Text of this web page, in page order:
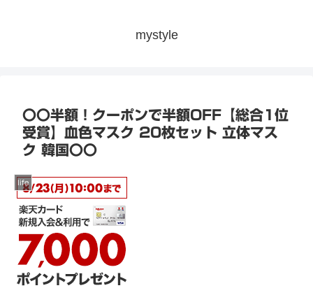
mystyle
〇〇半額！クーポンで半額OFF【総合1位
受賞】血色マスク 20枚セット 立体マス
ク 韓国〇〇
life